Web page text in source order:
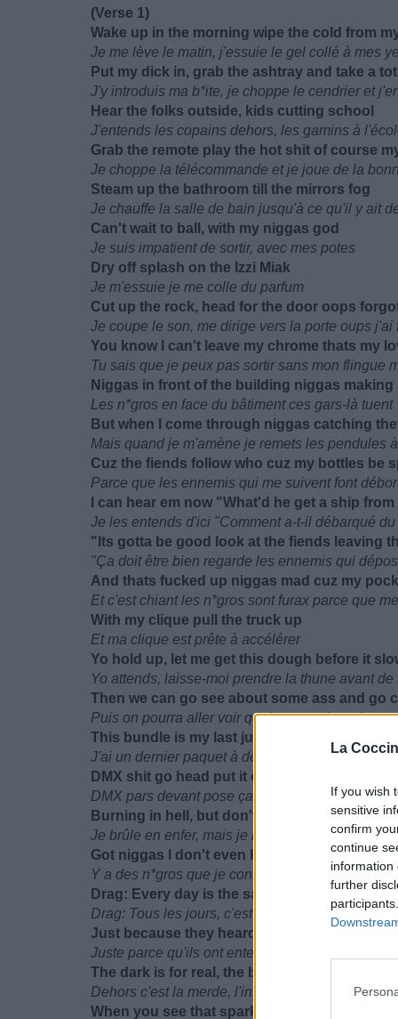
La
If you wish
sensitive
confirm
continue
information
further
(Verse 1)
Wake up in the morning wipe the cold from
Je me lève le matin, j'essuie le gel collé à mes
Put my dick in, grab the ashtray and take a
J'y introduis ma b*ite, je choppe le cendrier et
Hear the folks outside, kids cutting school
J'entends les copains dehors, les gamins à
Grab the remote play the hot shit of course
Je choppe la télécommande et je joue de la
Steam up the bathroom till the mirrors fog
Je chauffe la salle de bain jusqu'à ce qu'il y ait
Can't wait to ball, with my niggas god
Je suis impatient de sortir, avec mes potes
Dry off splash on the Izzi Miak
Je m'essuie je me colle du parfum
Cut up the rock, head for the door oops
Je coupe le son, me dirige vers la porte oups
You know I can't leave my chrome thats my
Tu sais que je peux pas sortir sans mon flingue
Niggas in front of the building niggas making
Les n*gros en face du bâtiment ces gars-là tuent
But when I come through niggas catching
Mais quand je m'amène je remets les pendules
Cuz the fiends follow who cuz my bottles be
Parce que les ennemis qui me suivent font
I can hear em now "What'd he get a ship
Je les entends d'ici "Comment a-t-il débarqué
"Its gotta be good look at the fiends leaving
"Ça doit être bien regarde les ennemis qui
And thats fucked up niggas mad cuz my
Et c'est chiant les n*gros sont furax parce que
With my clique pull the truck up
Et ma clique est prête à accélérer
Yo hold up, let me get this dough before it
Yo attends, laisse-moi prendre la thune avant de
Then we can go see about some ass and go
Puis on pourra aller voir quelques petits culs et
This bundle is my last jump in the ride whats
J'ai un dernier paquet à déposer c'est quoi ça
DMX shit go head put it on my shit
DMX pars devant pose ça sur mon truc
Burning in hell, but don't deserve to be
Je brûle en enfer, mais je mérite pas d'y être
Got niggas I don't even know that wanna
Y a des n*gros que je connais même pas qui
Drag: Every day is the same day
Drag: Tous les jours, c'est pareil
Just because they heard of me and they know
Juste parce qu'ils ont entendu parler de moi et
The dark is for real, the bark is for real
Dehors c'est la merde, l'intimidation est là
When you see that spark it'll kill